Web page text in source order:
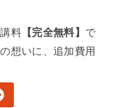
料 【完全無料】 で
想いに、追加費用